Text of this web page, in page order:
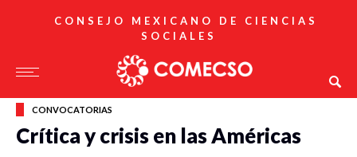
CONSEJO MEXICANO DE CIENCIAS
SOCIALES
CONVOCATORIAS
Crítica y crisis en las Américas